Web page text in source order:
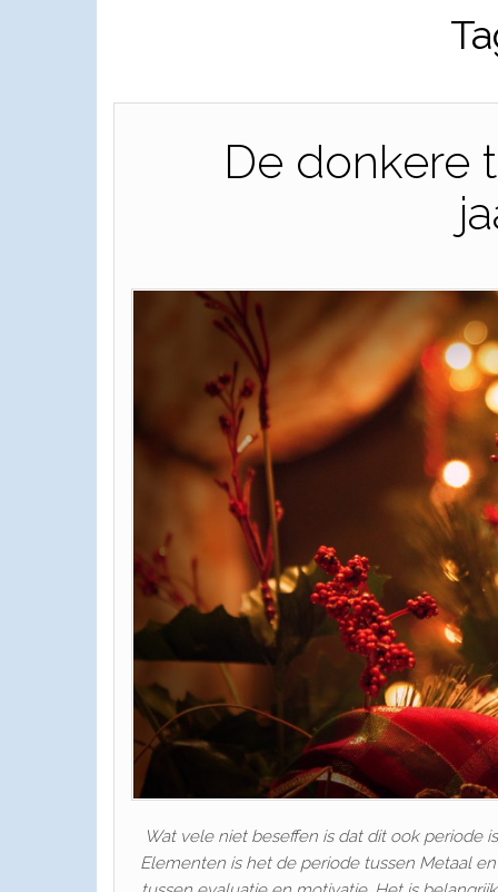
De donkere
Wat vele niet beseffen is dat dit ook periode
Elementen is het de periode tussen Metaal